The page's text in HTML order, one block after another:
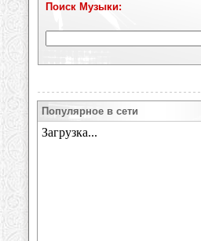
Поиск Музыки:
Популярное в сети